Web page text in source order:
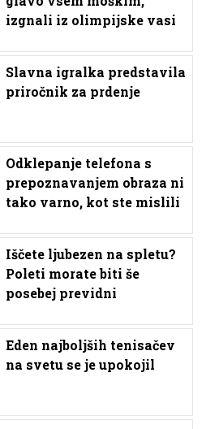
izgnali iz olimpijske vasi
Slavna igralka predstavila
priročnik za prdenje
Odklepanje telefona s
prepoznavanjem obraza ni
tako varno, kot ste mislili
Iščete ljubezen na spletu?
Poleti morate biti še
posebej previdni
Eden najboljših tenisačev
na svetu se je upokojil